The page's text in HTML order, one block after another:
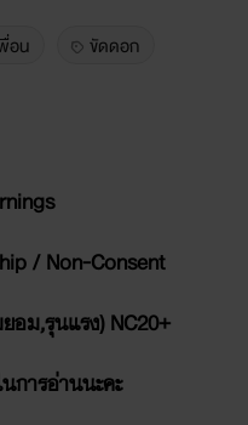
อน ขัดดอก
/ Non-Consent
อม,รุนแรง) NC20+
การอ่านนะคะ